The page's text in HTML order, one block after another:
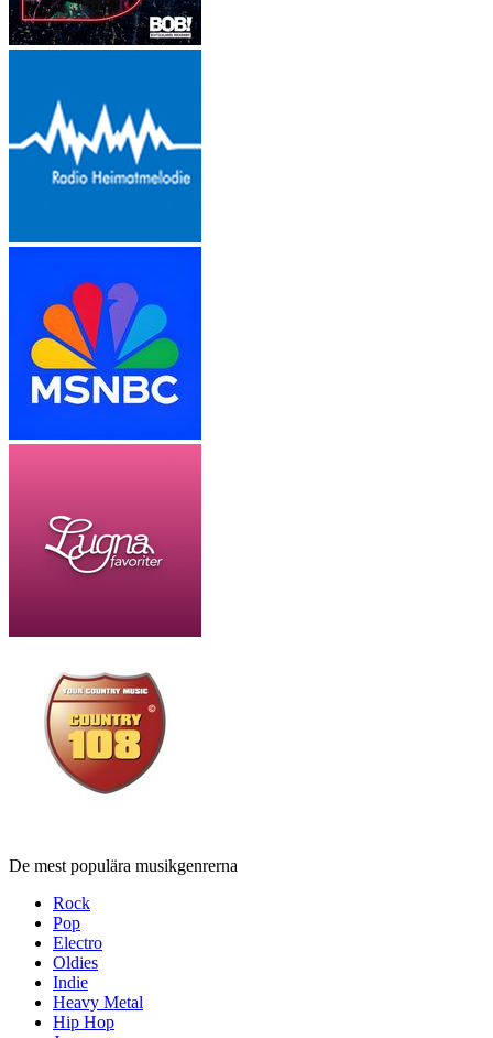
De mest populära musikgenrerna
Rock
Pop
Electro
Oldies
Indie
Heavy Metal
Hip Hop